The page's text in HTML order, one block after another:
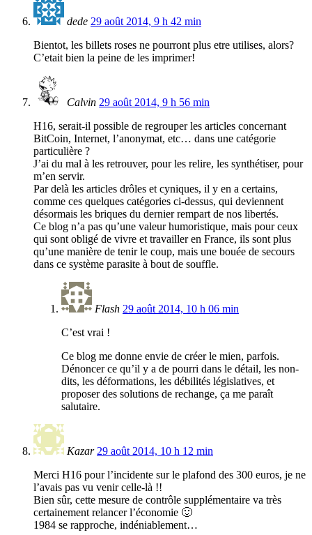
dede 29 août 2014, 9 h 42 min
Bientot, les billets roses ne pourront plus etre utilises, alors?
C’etait bien la peine de les imprimer!
Calvin 29 août 2014, 9 h 56 min
H16, serait-il possible de regrouper les articles concernant
BitCoin, Internet, l’anonymat, etc… dans une catégorie
particulière ?
J’ai du mal à les retrouver, pour les relire, les synthétiser, pour
m’en servir.
Par delà les articles drôles et cyniques, il y en a certains,
comme ces quelques catégories ci-dessus, qui deviennent
désormais les briques du dernier rempart de nos libertés.
Ce blog n’a pas qu’une valeur humoristique, mais pour ceux
qui sont obligé de vivre et travailler en France, ils sont plus
qu’une manière de tenir le coup, mais une bouée de secours
dans ce système parasite à bout de souffle.
Flash 29 août 2014, 10 h 06 min
C’est vrai !
Ce blog me donne envie de créer le mien, parfois.
Dénoncer ce qu’il y a de pourri dans le détail, les non-
dits, les déformations, les débilités législatives, et
proposer des solutions de rechange, ça me paraît
salutaire.
Kazar 29 août 2014, 10 h 12 min
Merci H16 pour l’incidente sur le plafond des 300 euros, je ne
l’avais pas vu venir celle-là !!
Bien sûr, cette mesure de contrôle supplémentaire va très
certainement relancer l’économie 🙂
1984 se rapproche, indéniablement…